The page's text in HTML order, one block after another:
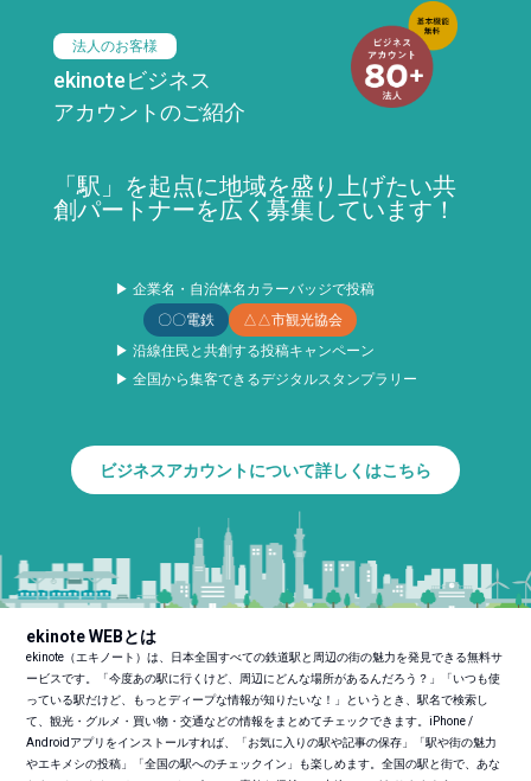
法人のお客様
ekinoteビジネス
アカウントのご紹介
「駅」を起点に地域を盛り上げたい共
創パートナーを広く募集しています！
▶ 企業名・自治体名カラーバッジで投稿
〇〇電鉄
△△市観光協会
▶ 沿線住民と共創する投稿キャンペーン
▶ 全国から集客できるデジタルスタンプラリー
ビジネスアカウントについて詳しくはこちら
ekinote WEBとは
ekinote（エキノート）は、日本全国すべての鉄道駅と周辺の街の魅力を発見できる無料サ
ービスです。「今度あの駅に行くけど、周辺にどんな場所があるんだろう？」「いつも使
っている駅だけど、もっとディープな情報が知りたいな！」というとき、駅名で検索し
て、観光・グルメ・買い物・交通などの情報をまとめてチェックできます。iPhone /
Androidアプリをインストールすれば、「お気に入りの駅や記事の保存」「駅や街の魅力
やエキメシの投稿」「全国の駅へのチェックイン」も楽しめます。全国の駅と街で、あな